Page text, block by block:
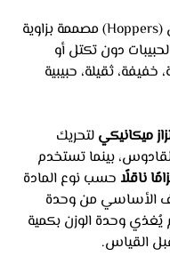
في العادة تُستخدم خزانات أو قواديس (Hoppers) مصممة بزاوية
دون تكتل أو
خفيفة، ثقيلة، حبيبية
ميكانيكي لتحريك
بينما تستخدم
ناقلًا حسب نوع المادة
الأساسي من وحدة
وحدة الوزن بكمية
القياس.